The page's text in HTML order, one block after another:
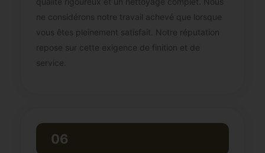
ne considérons notre travail achevé que lorsque
vous êtes pleinement satisfait. Notre réputation
repose sur cette exigence de finition et de
service.
06